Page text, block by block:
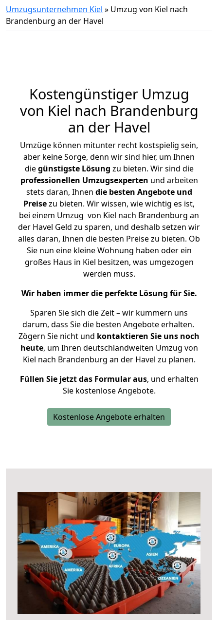
Umzugsunternehmen Kiel » Umzug von Kiel nach
Brandenburg an der Havel
Kostengünstiger Umzug
von Kiel nach Brandenburg
an der Havel
Umzüge können mitunter recht kostspielig sein,
aber keine Sorge, denn wir sind hier, um Ihnen
diegünstigste Lösung zu bieten. Wir sind die
professionellen Umzugsexperten und arbeiten
stets daran, Ihnen die besten Angebote und
Preisezu bieten. Wir wissen, wie wichtig es ist,
bei einem Umzug von Kiel nach Brandenburg an
der Havel Geld zu sparen, und deshalb setzen wir
alles daran, Ihnen die besten Preise zu bieten. Ob
Sie nun eine kleine Wohnung haben oder ein
großes Haus in Kiel besitzen, was umgezogen
werden muss.
Wir haben immer die perfekte Lösung für Sie.
Sparen Sie sich die Zeit – wir kümmern uns
darum, dass Sie die besten Angebote erhalten.
Zögern Sie nicht und kontaktieren Sie uns noch
heute, um Ihren deutschlandweiten Umzug von
Kiel nach Brandenburg an der Havel zu planen.
Füllen Sie jetzt das Formular aus, und erhalten
Sie kostenlose Angebote.
Kostenlose Angebote erhalten